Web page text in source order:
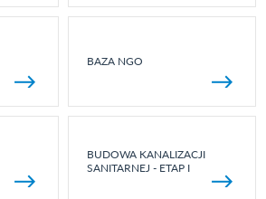
BAZA NGO
BUDOWA KANALIZACJI
SANITARNEJ - ETAP I